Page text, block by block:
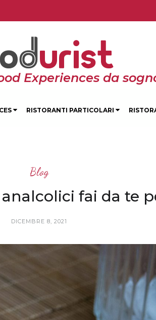
Experiences da
RISTORANTI PARTICOLARI
Blog
fai da te
DICEMBRE 8, 2021